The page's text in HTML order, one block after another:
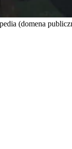
(domena